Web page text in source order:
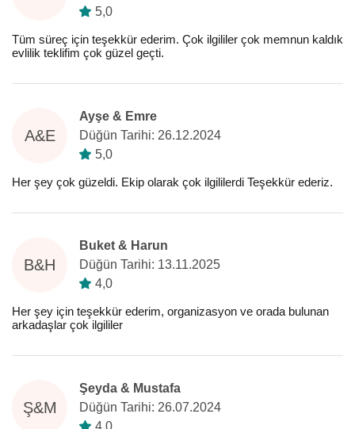
5,0
Tüm süreç için teşekkür ederim. Çok ilgililer çok memnun kaldık
evlilik teklifim çok güzel geçti.
A&E
Ayşe & Emre
Düğün Tarihi: 26.12.2024
5,0
Her şey çok güzeldi. Ekip olarak çok ilgililerdi Teşekkür ederiz.
B&H
Buket & Harun
Düğün Tarihi: 13.11.2025
4,0
Her şey için teşekkür ederim, organizasyon ve orada bulunan
arkadaşlar çok ilgililer
Ş&M
Şeyda & Mustafa
Düğün Tarihi: 26.07.2024
4,0